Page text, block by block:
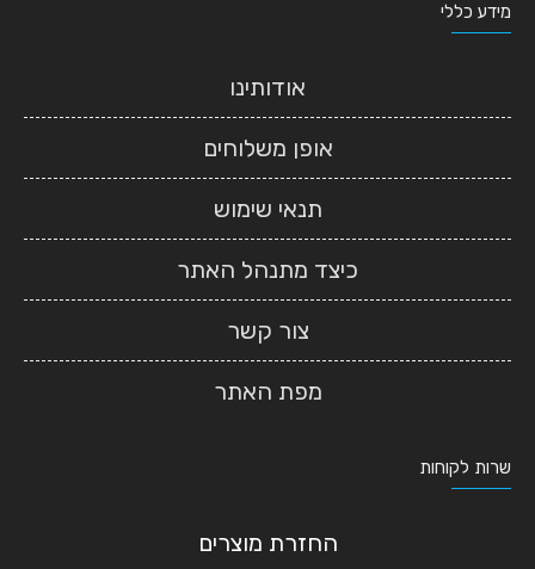
מידע כללי
אודותינו
אופן משלוחים
תנאי שימוש
כיצד מתנהל האתר
צור קשר
מפת האתר
שרות לקוחות
החזרת מוצרים